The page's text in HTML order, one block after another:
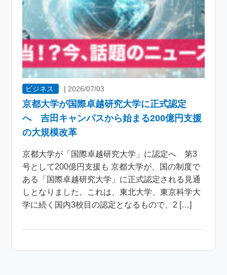
ビジネス |2026/07/03
京都大学が国際卓越研究大学に正式認定
へ 吉田キャンパスから始まる200億円支援
の大規模改革
京都大学が「国際卓越研究大学」に認定へ 第3
号として200億円支援も 京都大学が、国の制度で
ある「国際卓越研究大学」に正式認定される見通
しとなりました。これは、東北大学、東京科学大
学に続く国内3校目の認定となるもので、2 […]